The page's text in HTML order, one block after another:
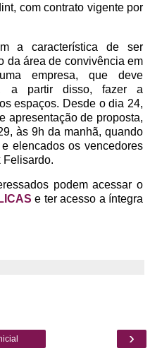
com contrato vigente por
a característica de ser
da área de convivência em
empresa, que deve
a partir disso, fazer a
espaços. Desde o dia 24,
apresentação de proposta,
às 9h da manhã, quando
elencados os vencedores
Felisardo.
podem acessar o
e ter acesso a íntegra
›